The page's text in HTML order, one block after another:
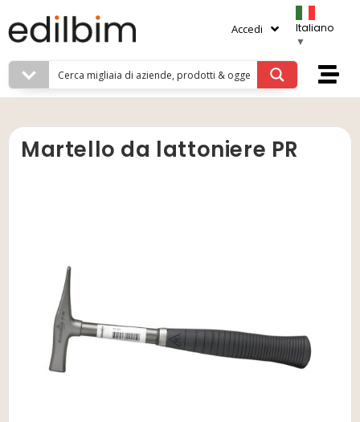
Accedi
Italiano
▼
Martello da lattoniere PR